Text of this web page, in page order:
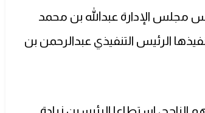
مجلس الإدارة عبدالله بن محمد
الرئيس التنفيذي عبدالرحمن بن